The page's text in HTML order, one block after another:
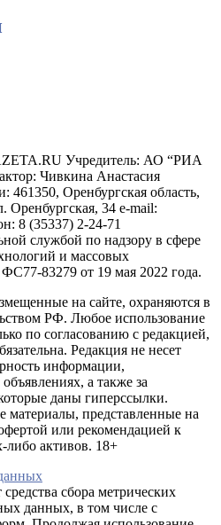
Учредитель: АО “РИА
Чивкина Анастасия
461350, Оренбургская область,
Оренбургская, 34 e-mail:
8 (35337) 2-24-71
службой по надзору в сфере
и массовых
83279 от 19 мая 2022 года.
на сайте, охраняются в
РФ. Любое использование
по согласованию с редакцией,
Редакция не несет
информации,
а также за
даны гиперссылки.
материалы, представленные на
или рекомендацией к
либо активов. 18+
сбора метрических
данных, в том числе с